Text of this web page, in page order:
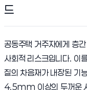
드
공동주택 거주자에게 층
사회적 리스크입니다. 이
질의 차음재가 내장된 기
4.5mm 이상의 두꺼운